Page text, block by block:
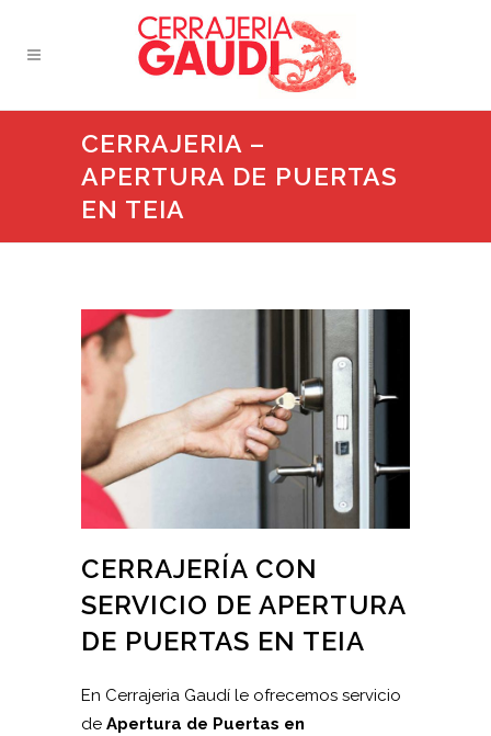
CERRAJERIA –
APERTURA DE PUERTAS
EN TEIA
CERRAJERÍA CON
SERVICIO DE APERTURA
DE PUERTAS EN TEIA
En Cerrajeria Gaudí le ofrecemos servicio
de Apertura de Puertas en